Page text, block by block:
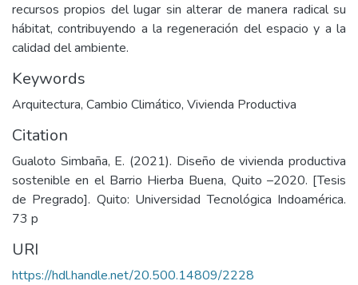
recursos propios del lugar sin alterar de manera radical su
hábitat, contribuyendo a la regeneración del espacio y a la
calidad del ambiente.
Keywords
Arquitectura, Cambio Climático, Vivienda Productiva
Citation
Gualoto Simbaña, E. (2021). Diseño de vivienda productiva
sostenible en el Barrio Hierba Buena, Quito –2020. [Tesis
de Pregrado]. Quito: Universidad Tecnológica Indoamérica.
73 p
URI
https://hdl.handle.net/20.500.14809/2228